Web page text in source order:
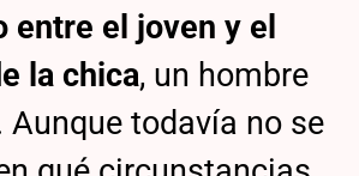
entre el joven y el
la chica, un hombre
Aunque todavía no se